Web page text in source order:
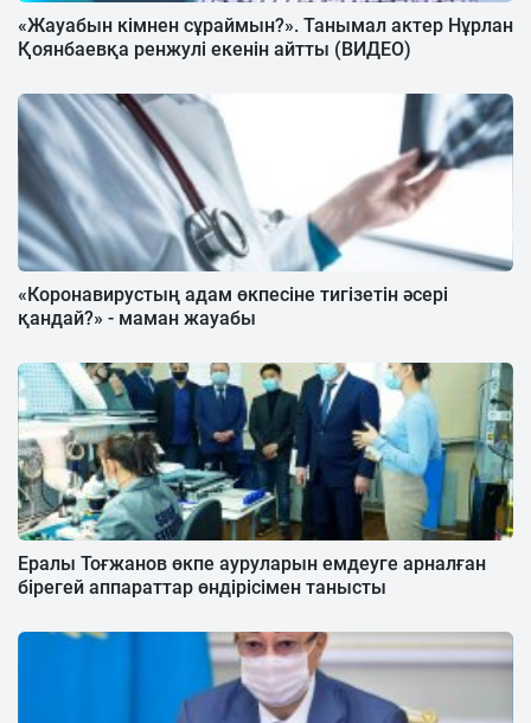
«Жауабын кімнен сұраймын?». Танымал актер Нұрлан
Қоянбаевқа ренжулі екенін айтты (ВИДЕО)
«Коронавирустың адам өкпесіне тигізетін әсері
қандай?» - маман жауабы
Ералы Тоғжанов өкпе ауруларын емдеуге арналған
бірегей аппараттар өндірісімен танысты